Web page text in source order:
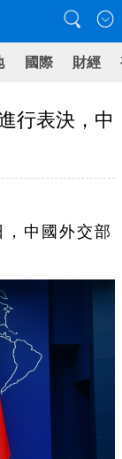
國際 財經
行表決，中
中國外交部